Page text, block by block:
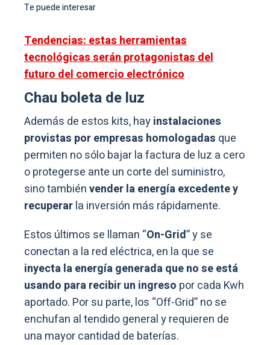
Te puede interesar
Tendencias: estas herramientas
tecnológicas serán protagonistas del
futuro del comercio electrónico
Chau boleta de luz
Además de estos kits, hayinstalaciones
provistas por empresas homologadas que
permiten no sólo bajar la factura de luz a cero
o protegerse ante un corte del suministro,
sino tambiénvender la energía excedentey
recuperarla inversión más rápidamente.
Estos últimos se llaman “On-Grid” y se
conectan a la red eléctrica, en la que se
inyecta la energía generada que no se está
usando para recibir un ingreso por cada Kwh
aportado. Por su parte, los “Off-Grid” no se
enchufan al tendido general y requieren de
una mayor cantidad de baterías.